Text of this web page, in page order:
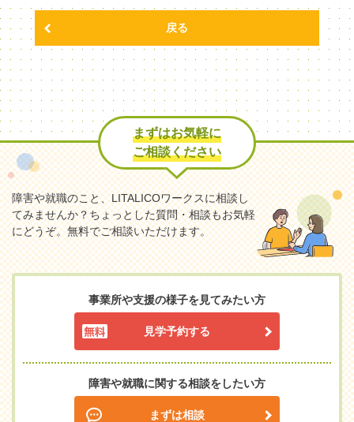
戻る
まずはお気軽に
ご相談ください
障害や就職のこと、LITALICOワークスに相談し
てみませんか？ちょっとした質問・相談もお気軽
にどうぞ。無料でご相談いただけます。
事業所や支援の様子を見てみたい方
見学予約する
障害や就職に関する相談をしたい方
まずは相談